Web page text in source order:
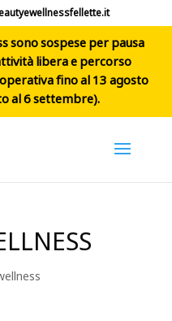
sono sospese per pausa
libera e percorso
fino al 13 agosto
al 6 settembre).